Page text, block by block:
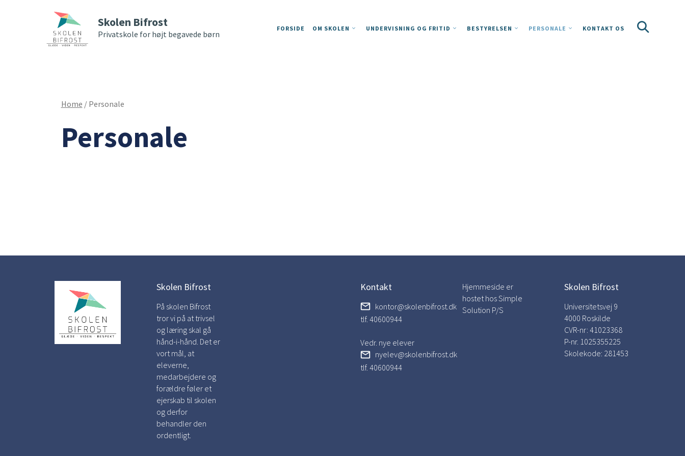
Skolen Bifrost
Privatskole for højt begavede børn
FORSIDE OM SKOLEN UNDERVISNING OG FRITID BESTYRELSEN PERSONALE KONTAKT OS
Home / Personale
Personale
Skolen Bifrost
På skolen Bifrost
tror vi på at trivsel
og læring skal gå
hånd-i-hånd. Det er
vort mål, at
eleverne,
medarbejdere og
forældre føler et
ejerskab til skolen
og derfor
behandler den
ordentligt.
Kontakt
kontor@skolenbifrost.dk
tlf. 40600944
Vedr. nye elever
nyelev@skolenbifrost.dk
tlf. 40600944
Hjemmeside er
hostet hos Simple
Solution P/S
Skolen Bifrost
Universitetsvej 9
4000 Roskilde
CVR-nr: 41023368
P-nr. 1025355225
Skolekode: 281453